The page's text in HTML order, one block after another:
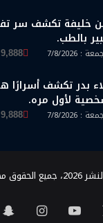
خليفة تكشف سر
بالطب.
: 7/8/2026 9,888 مشاهدة
بدر تكشف أسرارًا
لأول مره.
: 7/8/2026 9,888 مشاهدة
محفوظة
‫YouTubeانستقرام